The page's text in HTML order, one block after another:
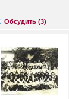
Обсудить (3)